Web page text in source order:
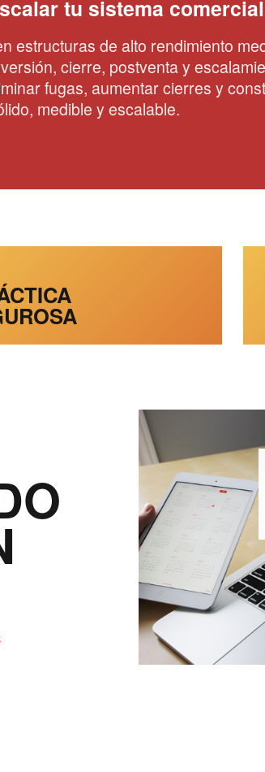
tu sistema
estructuras de alto rendimiento
cierre, postventa y
fugas, aumentar cierres y
medible y escalable.